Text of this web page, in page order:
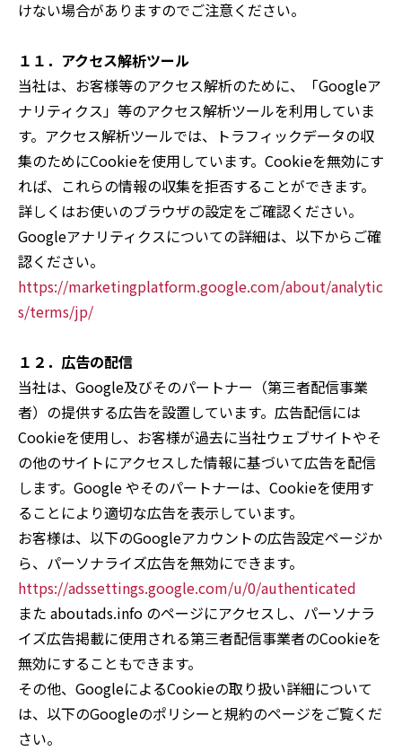
けない場合がありますのでご注意ください。
１１．アクセス解析ツール
当社は、お客様等のアクセス解析のために、「Googleア
ナリティクス」等のアクセス解析ツールを利用していま
す。アクセス解析ツールでは、トラフィックデータの収
集のためにCookieを使用しています。Cookieを無効にす
れば、これらの情報の収集を拒否することができます。
詳しくはお使いのブラウザの設定をご確認ください。
Googleアナリティクスについての詳細は、以下からご確
認ください。
https://marketingplatform.google.com/about/analytic
s/terms/jp/
１２．広告の配信
当社は、Google及びそのパートナー（第三者配信事業
者）の提供する広告を設置しています。広告配信には
Cookieを使用し、お客様が過去に当社ウェブサイトやそ
の他のサイトにアクセスした情報に基づいて広告を配信
します。Google やそのパートナーは、Cookieを使用す
ることにより適切な広告を表示しています。
お客様は、以下のGoogleアカウントの広告設定ページか
ら、パーソナライズ広告を無効にできます。
https://adssettings.google.com/u/0/authenticated
また aboutads.info のページにアクセスし、パーソナラ
イズ広告掲載に使用される第三者配信事業者のCookieを
無効にすることもできます。
その他、GoogleによるCookieの取り扱い詳細について
は、以下のGoogleのポリシーと規約のページをご覧くだ
さい。